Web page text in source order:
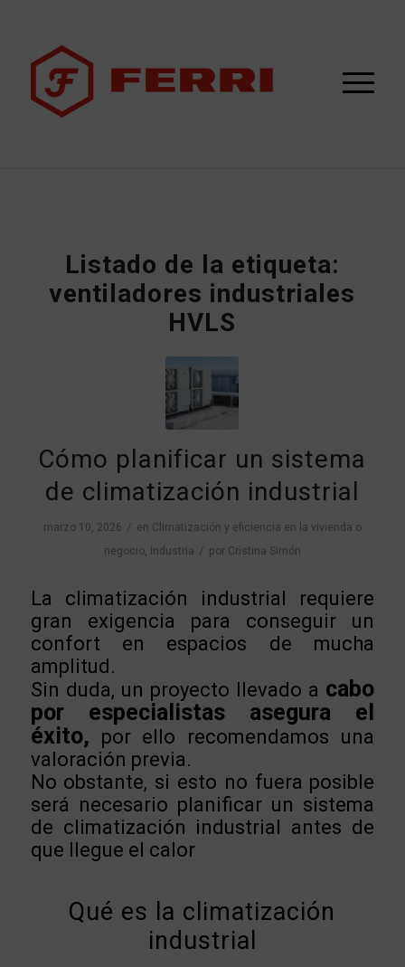
Listado de la etiqueta:
ventiladores industriales
HVLS
Cómo planificar un sistema
de climatización industrial
marzo 10, 2026 / en Climatización y eficiencia en la vivienda o
negocio, Industria / por Cristina Simón
La climatización industrial requiere
gran exigencia para conseguir un
confort en espacios de mucha
amplitud.
Sin duda, un proyecto llevado a cabo
por especialistas asegura el
éxito, por ello recomendamos una
valoración previa.
No obstante, si esto no fuera posible
será necesario planificar un sistema
de climatización industrial antes de
que llegue el calor
Qué es la climatización
industrial